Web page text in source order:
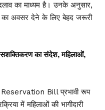
का माध्यम है। उनके अनुसार,
का अवसर देने के लिए बेहद जरूरी
का संदेश, महिलाओं,
Bill प्रभावी रूप
में महिलाओं की भागीदारी